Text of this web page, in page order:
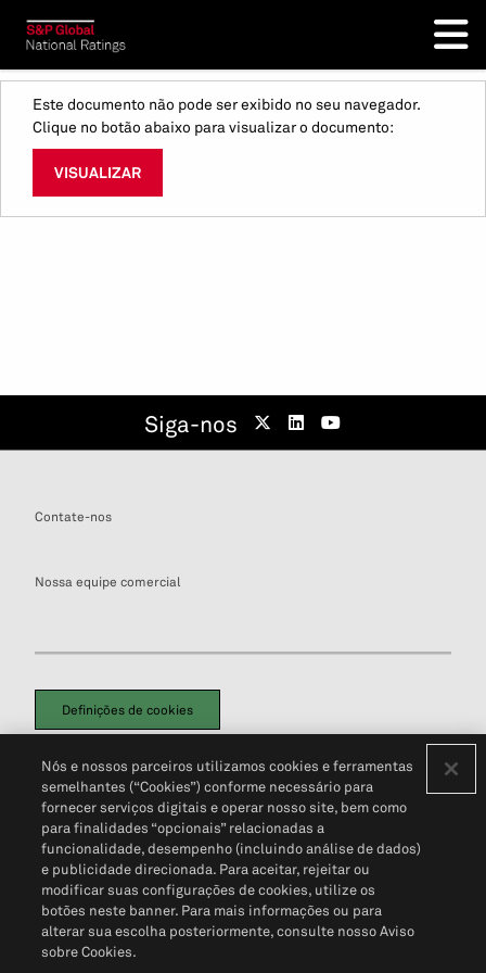
Este documento não pode ser exibido no seu navegador.
Clique no botão abaixo para visualizar o documento:
VISUALIZAR
Siga-nos
Contate-nos
Nossa equipe comercial
Definições de cookies
Política de PrivacidadePortal de privacidade do cliente (em inglês)
Não Venda Minhas Informações Pessoais© 2026 S&P Global
Nós e nossos parceiros utilizamos cookies e ferramentas
semelhantes (“Cookies”) conforme necessário para
fornecer serviços digitais e operar nosso site, bem como
para finalidades “opcionais” relacionadas a
funcionalidade, desempenho (incluindo análise de dados)
e publicidade direcionada. Para aceitar, rejeitar ou
modificar suas configurações de cookies, utilize os
botões neste banner. Para mais informações ou para
alterar sua escolha posteriormente, consulte nosso Aviso
sobre Cookies.